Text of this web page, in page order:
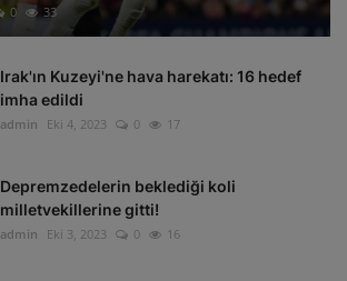
0 33
Irak'ın Kuzeyi'ne hava harekatı: 16 hedef
imha edildi
admin Eki 4, 2023 0 17
Depremzedelerin beklediği koli
milletvekillerine gitti!
admin Eki 3, 2023 0 16